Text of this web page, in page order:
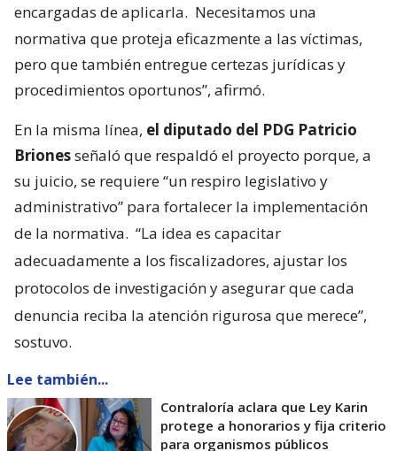
encargadas de aplicarla. Necesitamos una
normativa que proteja eficazmente a las víctimas,
pero que también entregue certezas jurídicas y
procedimientos oportunos”, afirmó.
En la misma línea, el diputado del PDG Patricio
Brionesseñaló que respaldó el proyecto porque, a
su juicio, se requiere “un respiro legislativo y
administrativo” para fortalecer la implementación
de la normativa. “La idea es capacitar
adecuadamente a los fiscalizadores, ajustar los
protocolos de investigación y asegurar que cada
denuncia reciba la atención rigurosa que merece”,
sostuvo.
Lee también...
Contraloría aclara que Ley Karin
protege a honorarios y fija criterio
para organismos públicos